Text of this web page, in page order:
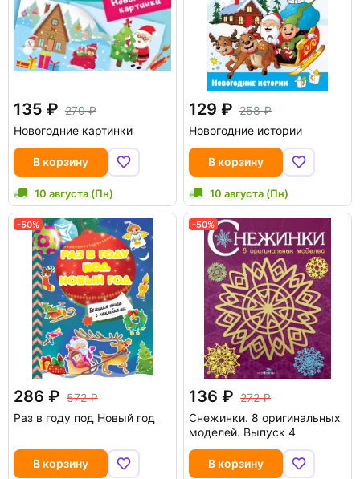
135
270
Новогодние картинки
В корзину
10 августа (Пн)
129
258
Новогодние истории
В корзину
10 августа (Пн)
-50%
286
572
Раз в году под Новый год
В корзину
-50%
136
272
Снежинки. 8 оригинальных
моделей. Выпуск 4
В корзину